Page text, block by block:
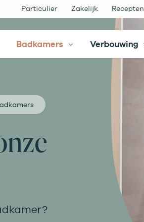
Particulier Zakelijk Recepten
Badkamers Verbouwing
Filteren
Alle resultaten bekijken